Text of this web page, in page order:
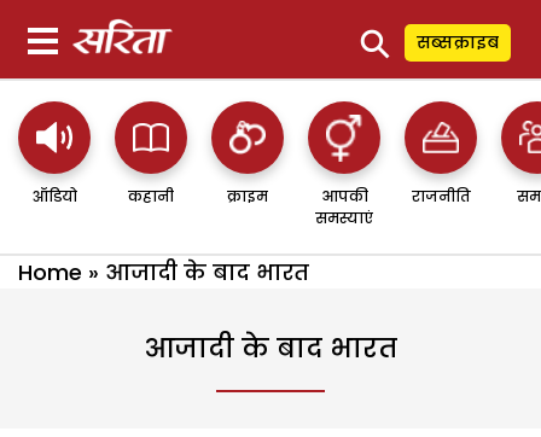
⚲ सब्सक्राइब
ऑडियो कहानी क्राइम
आपकी
समस्याएं
राजनीति
Home » आजादी के बाद भारत
आजादी के बाद भारत